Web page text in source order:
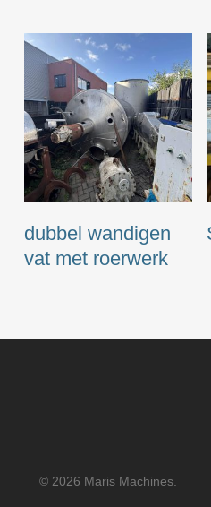
dubbel wandigen
vat met roerwerk
© 2026 Maris Machines.